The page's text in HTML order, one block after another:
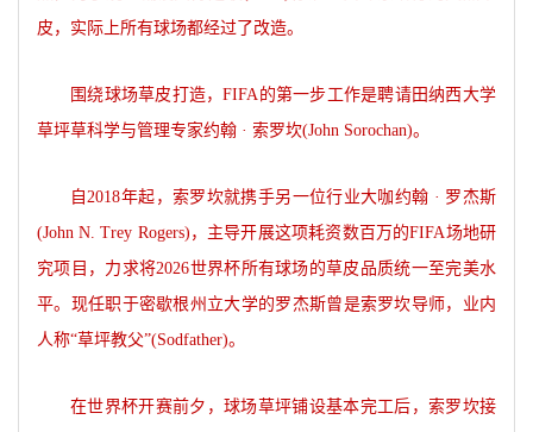
皮，实际上所有球场都经过了改造。
围绕球场草皮打造，FIFA的第一步工作是聘请田纳西大学
草坪草科学与管理专家约翰 · 索罗坎(John Sorochan)。
自2018年起，索罗坎就携手另一位行业大咖约翰 · 罗杰斯
(John N. Trey Rogers)，主导开展这项耗资数百万的FIFA场地研
究项目，力求将2026世界杯所有球场的草皮品质统一至完美水
平。现任职于密歇根州立大学的罗杰斯曾是索罗坎导师，业内
人称“草坪教父”(Sodfather)。
在世界杯开赛前夕，球场草坪铺设基本完工后，索罗坎接